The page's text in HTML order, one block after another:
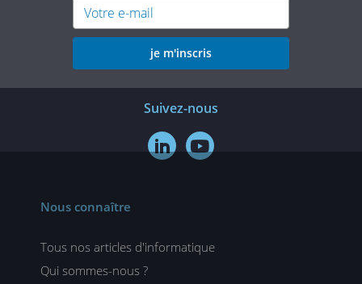
je m'inscris
Suivez-nous
 
Nous connaître
Tous nos articles d'informatique
Qui sommes-nous ?